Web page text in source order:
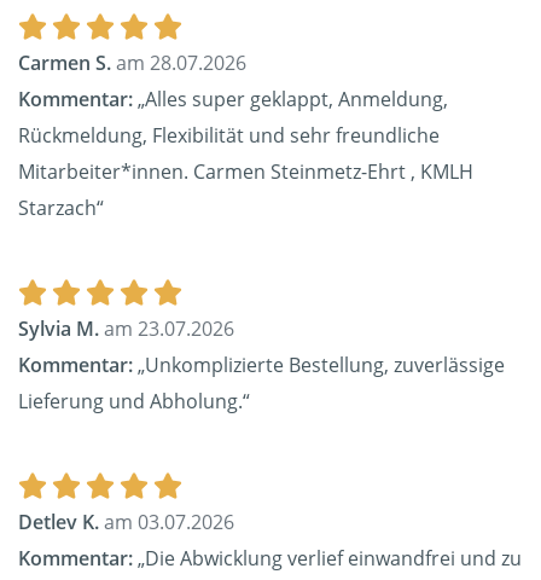
Carmen S.am 28.07.2026
Kommentar:„Alles super geklappt, Anmeldung,
Rückmeldung, Flexibilität und sehr freundliche
Mitarbeiter*innen. Carmen Steinmetz-Ehrt , KMLH
Starzach“
Sylvia M.am 23.07.2026
Kommentar:„Unkomplizierte Bestellung, zuverlässige
Lieferung und Abholung.“
Detlev K.am 03.07.2026
Kommentar:„Die Abwicklung verlief einwandfrei und zu